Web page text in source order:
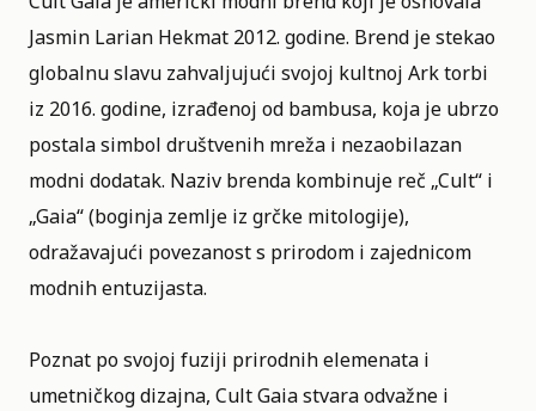
Jasmin Larian Hekmat 2012. godine. Brend je stekao
globalnu slavu zahvaljujući svojoj kultnoj Ark torbi
iz 2016. godine, izrađenoj od bambusa, koja je ubrzo
postala simbol društvenih mreža i nezaobilazan
modni dodatak. Naziv brenda kombinuje reč „Cult“ i
„Gaia“ (boginja zemlje iz grčke mitologije),
odražavajući povezanost s prirodom i zajednicom
modnih entuzijasta.
Poznat po svojoj fuziji prirodnih elemenata i
umetničkog dizajna, Cult Gaia stvara odvažne i